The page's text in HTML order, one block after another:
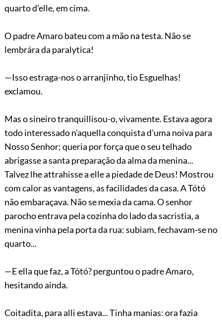
quarto d'elle, em cima.
O padre Amaro bateu com a mão na testa. Não se
lembrára da paralytica!
—Isso estraga-nos o arranjinho, tio Esguelhas!
exclamou.
Mas o sineiro tranquillisou-o, vivamente. Estava agora
todo interessado n'aquella conquista d'uma noiva para
Nosso Senhor; queria por força que o seu telhado
abrigasse a santa preparação da alma da menina...
Talvez lhe attrahisse a elle a piedade de Deus! Mostrou
com calor as vantagens, as facilidades da casa. A Tótó
não embaraçava. Não se mexia da cama. O senhor
parocho entrava pela cozinha do lado da sacristia, a
menina vinha pela porta da rua: subiam, fechavam-se no
quarto...
—E ella que faz, a Tótó? perguntou o padre Amaro,
hesitando ainda.
Coitadita, para alli estava... Tinha manias: ora fazia